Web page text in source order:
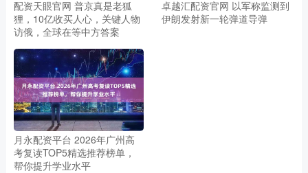
配资天眼官网 普京真是老狐
狸，10亿收买人心，关键人物
访俄，全球在等中方答案
卓越汇配资官网 以军称监测到
伊朗发射新一轮弹道导弹
月永配资平台 2026年广州高
考复读TOP5精选推荐榜单，
帮你提升学业水平